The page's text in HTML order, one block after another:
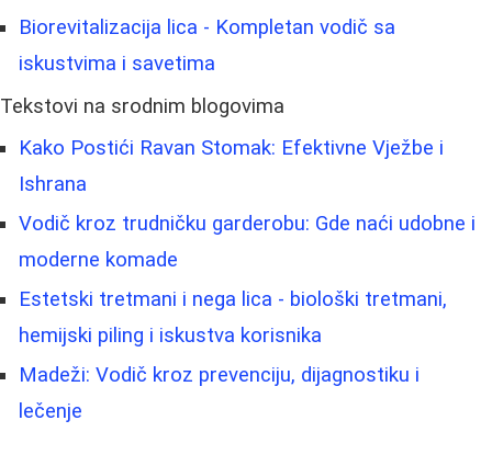
Biorevitalizacija lica - Kompletan vodič sa
iskustvima i savetima
Tekstovi na srodnim blogovima
Kako Postići Ravan Stomak: Efektivne Vježbe i
Ishrana
Vodič kroz trudničku garderobu: Gde naći udobne i
moderne komade
Estetski tretmani i nega lica - biološki tretmani,
hemijski piling i iskustva korisnika
Madeži: Vodič kroz prevenciju, dijagnostiku i
lečenje